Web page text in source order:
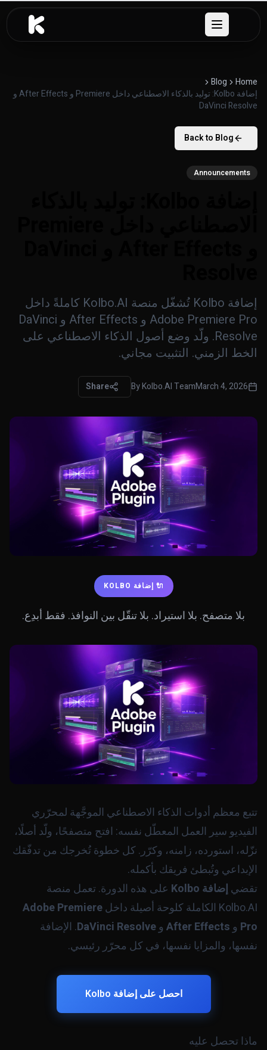
تخطَّ إلى المحتوى
Open menu
Home
Blog
إضافة Kolbo: توليد بالذكاء الاصطناعي داخل Premiere و After Effects و
DaVinci Resolve
Back to Blog
Announcements
إضافة Kolbo تُشغّل منصة Kolbo.AI كاملةً داخل
Adobe Premiere Pro و After Effects و DaVinci
Resolve. ولّد وضع أصول الذكاء الاصطناعي على
الخط الزمني. التثبيت مجاني.
March 4, 2026
ByKolbo.AI Team
Share
🔌 إضافة KOLBO
بلا متصفح. بلا استيراد. بلا تنقّل بين النوافذ. فقط أبدِع.
تتبع معظم أدوات الذكاء الاصطناعي الموجَّهة لمحرّري
الفيديو سير العمل المعطّل نفسه: افتح متصفحًا، ولّد أصلًا،
نزّله، استورده، زامنه، وكرّر. كل خطوة تُخرجك من تدفّقك
الإبداعي وتُبطئ فريقك بأكمله.
تقضيإضافة Kolbo
على هذه الدورة. تعمل منصة
Kolbo.AI الكاملة كلوحة أصيلة داخل
Adobe Premiere
Pro و After Effects وDaVinci Resolve. الإضافة
نفسها، والمزايا نفسها، في كل محرّر رئيسي.
احصل على إضافة Kolbo
ماذا تحصل عليه